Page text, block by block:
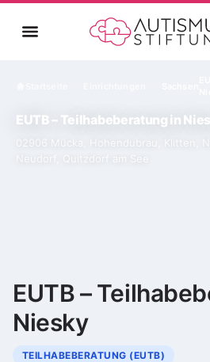
EUTB – Teilhabeberatung in
02906 Mücka, Hohendubrau, Klitten,
EUTB –
Niesky
TEILHABEBERATUNG (EUTB)